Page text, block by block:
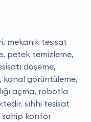
mekanik tesisat
petek temizleme,
döşeme,
kanal görüntüleme,
açma, robotla
sıhhi tesisat
sahip konfor